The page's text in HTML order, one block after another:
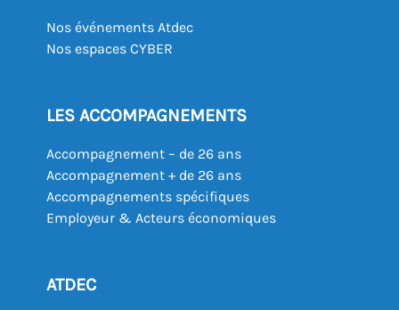
Nos événements Atdec
Nos espaces CYBER
LES ACCOMPAGNEMENTS
Accompagnement – de 26 ans
Accompagnement + de 26 ans
Accompagnements spécifiques
Employeur & Acteurs économiques
ATDEC